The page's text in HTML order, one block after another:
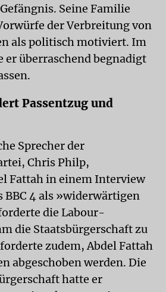
Seine Familie
der Verbreitung von
als politisch motiviert. Im
er überraschend begnadigt
Passentzug und
Sprecher der
Chris Philp,
Fattah in einem Interview
BBC 4 als »widerwärtigen
die Labour-
die Staatsbürgerschaft zu
zudem, Abdel Fattah
abgeschoben werden. Die
hatte er